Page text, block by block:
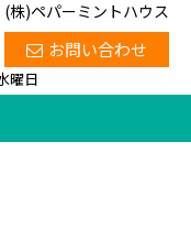
株)ペパーミントハウス
お問い合わせ
曜日